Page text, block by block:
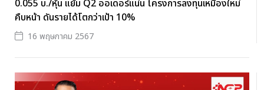
0.055 บ./หุ้น แย้ม Q2 ออเดอร์แน่น โครงการลงทุนเหมืองใหม่
คืบหน้า ดันรายได้โตกว่าเป้า 10%
16 พฤษภาคม 2567